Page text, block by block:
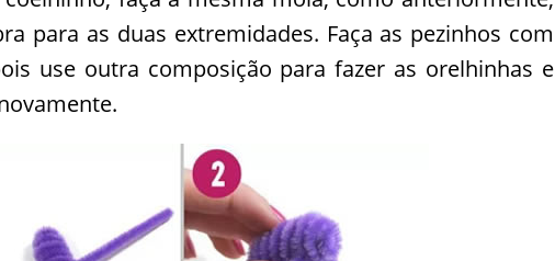
para as duas extremidades. Faça as pezinhos com
use outra composição para fazer as orelhinhas e